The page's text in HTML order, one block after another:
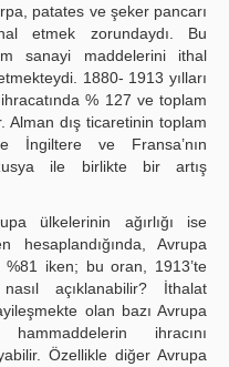
patates ve şeker pancarı
etmek zorundaydı. Bu
sanayi maddelerini ithal
1880- 1913 yılları
% 127 ve toplam
Alman dış ticaretinin toplam
İngiltere ve Fransa’nın
ile birlikte bir artış
ülkelerinin ağırlığı ise
hesaplandığında, Avrupa
%81 iken; bu oran, 1913’te
açıklanabilir? İthalat
olan bazı Avrupa
ihracını
Özellikle diğer Avrupa